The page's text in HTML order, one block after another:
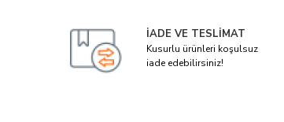
İADE VE TESLIMAT
Kusurlu ürünleri koşulsuz
iade edebilirsiniz!